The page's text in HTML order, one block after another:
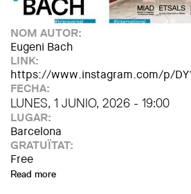
NOM AUTOR:
Eugeni Bach
LINK:
https://www.instagram.com/p/
FECHA:
LUNES, 1 JUNIO, 2026 - 19:00
LUGAR:
Barcelona
GRATUÏTAT:
Free
Read more